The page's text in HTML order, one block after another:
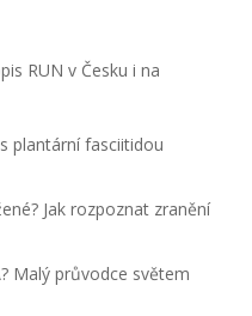
RUN v Česku i na
plantární fasciitidou
Jak rozpoznat zranění
Malý průvodce světem